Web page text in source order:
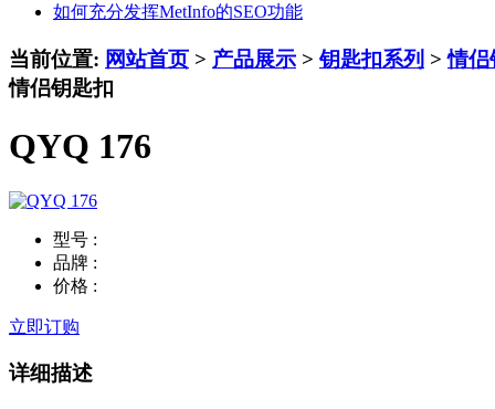
如何充分发挥MetInfo的SEO功能
当前位置: 网站首页 > 产品展示 >钥匙扣系列 >情侣
情侣钥匙扣
QYQ 176
型号 :
品牌 :
价格 :
立即订购
详细描述